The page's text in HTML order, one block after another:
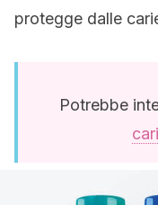
protegge dalle
Potrebbe